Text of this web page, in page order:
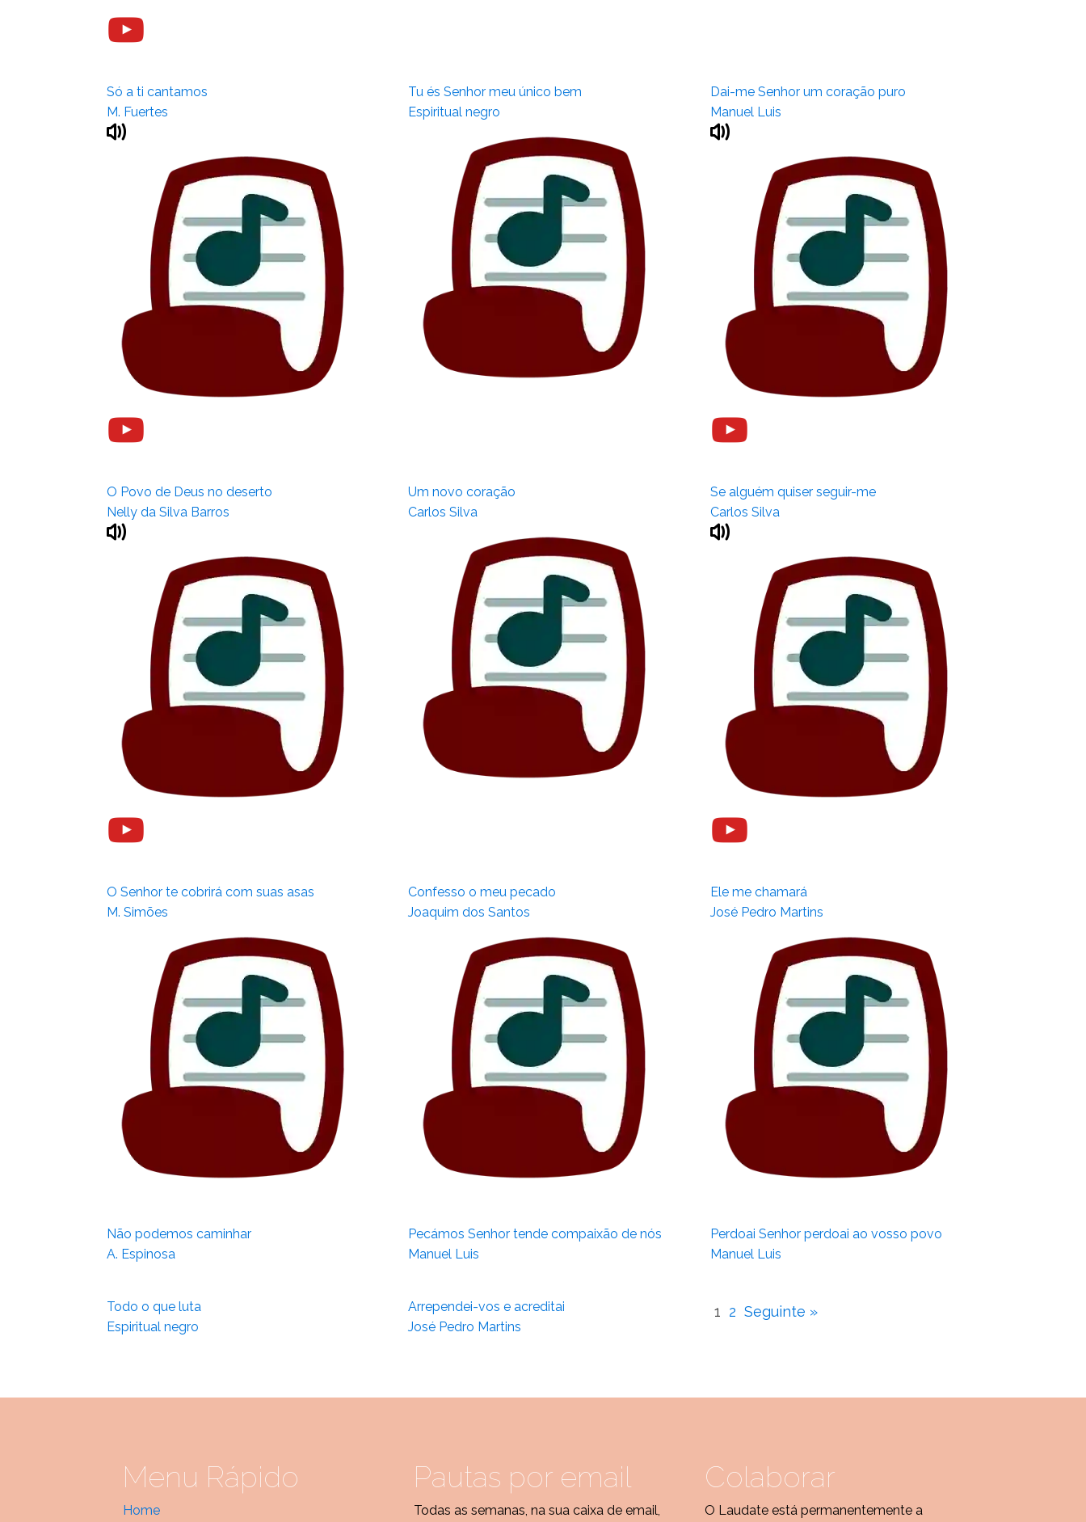
Só a ti cantamos
M. Fuertes
Tu és Senhor meu único bem
Espiritual negro
Dai-me Senhor um coração puro
Manuel Luis
O Povo de Deus no deserto
Nelly da Silva Barros
Um novo coração
Carlos Silva
Se alguém quiser seguir-me
Carlos Silva
O Senhor te cobrirá com suas asas
M. Simões
Confesso o meu pecado
Joaquim dos Santos
Ele me chamará
José Pedro Martins
Não podemos caminhar
A. Espinosa
Pecámos Senhor tende compaixão de nós
Manuel Luis
Perdoai Senhor perdoai ao vosso povo
Manuel Luis
Todo o que luta
Espiritual negro
Arrependei-vos e acreditai
José Pedro Martins
1 2 Seguinte »
Menu Rápido
Home
Pautas por email
Todas as semanas, na sua caixa de email,
Colaborar
O Laudate está permanentemente a